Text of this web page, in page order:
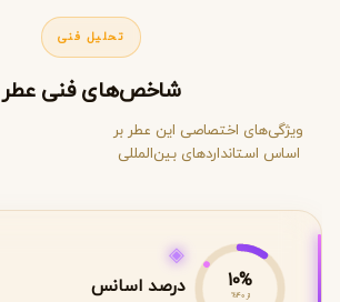
تحلیل فنی
شاخص‌های فنی عطر
ویژگی‌های اختصاصی این عطر بر
اساس استانداردهای بین‌المللی
10%
از 40%
◈
درصد اسانس